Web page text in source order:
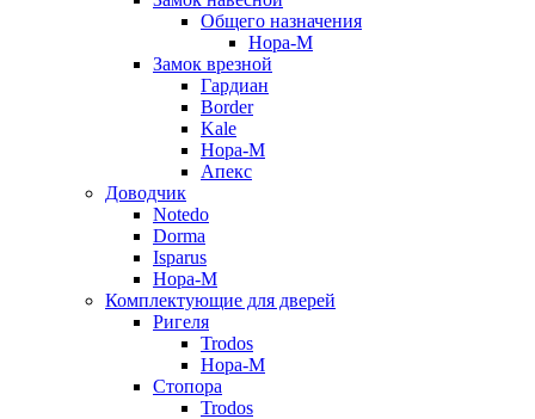
Общего назначения
Нора-М
Замок врезной
Гардиан
Border
Kale
Нора-М
Апекс
Доводчик
Notedo
Dorma
Isparus
Нора-М
Комплектующие для дверей
Ригеля
Trodos
Нора-М
Стопора
Trodos